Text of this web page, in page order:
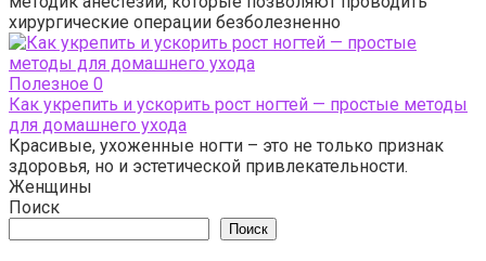
хирургические операции безболезненно
Полезное 0
Как укрепить и ускорить рост ногтей — простые методы
для домашнего ухода
Красивые, ухоженные ногти – это не только признак
здоровья, но и эстетической привлекательности.
Женщины
Поиск
Поиск